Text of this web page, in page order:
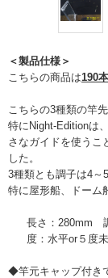
＜製品仕様＞
こちらの商品は190
こちらの3種類の竿
特にNight-Editionは
さなガイドを使うこ
した。
3種類とも調子は4～
特に屋形船、ドーム
長さ：280mm
度：水平or５度
◆竿元キャップ付き